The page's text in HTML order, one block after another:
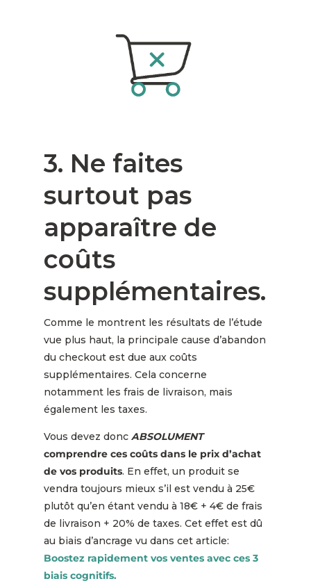
3. Ne faites
surtout pas
apparaître de
coûts
supplémentaires.
Comme le montrent les résultats de l’étude
vue plus haut, la principale cause d’abandon
du checkout est due aux coûts
supplémentaires. Cela concerne
notamment les frais de livraison, mais
également les taxes.
Vous devez donc ABSOLUMENT
comprendre ces coûts dans le prix d’achat
de vos produits. En effet, un produit se
vendra toujours mieux s’il est vendu à 25€
plutôt qu’en étant vendu à 18€ + 4€ de frais
de livraison + 20% de taxes. Cet effet est dû
au biais d’ancrage vu dans cet article:
Boostez rapidement vos ventes avec ces 3
biais cognitifs.